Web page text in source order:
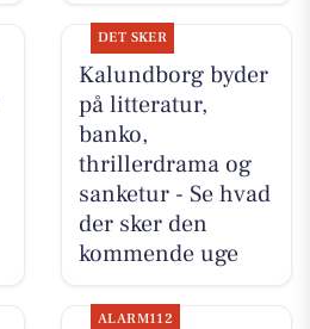
DET SKER
Kalundborg byder
på litteratur,
banko,
thrillerdrama og
sanketur - Se hvad
der sker den
kommende uge
ALARM112